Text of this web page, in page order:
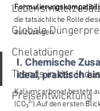
Globale
Chelatdünger
Trends in der
Preisentwicklung
die tatsächliche Rolle
aufzuzeigen.
I. Chemische
ideal, praktisch
Kaliumcarbonat besteht
(CO₃²⁻).Auf den ersten